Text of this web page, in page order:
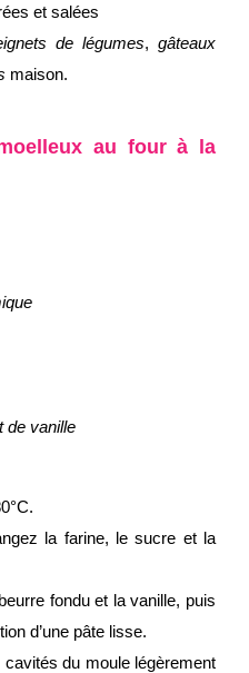
et salées
de légumes, gâteaux
maison.
au four à la
de vanille
la farine, le sucre et la
fondu et la vanille, puis
d’une pâte lisse.
du moule légèrement